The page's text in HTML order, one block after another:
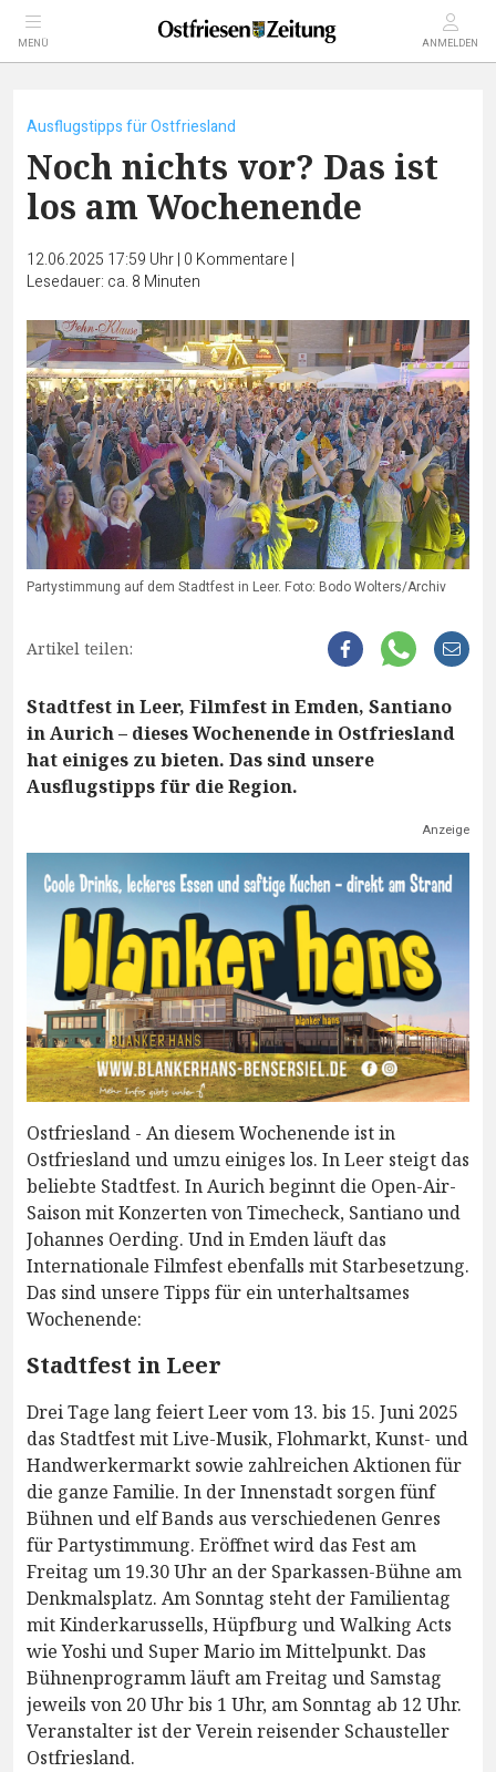
MENÜ ANMELDEN
Ausflugstipps für Ostfriesland
Noch nichts vor? Das ist
los am Wochenende
12.06.2025 17:59 Uhr| 0 Kommentare |
Lesedauer: ca. 8 Minuten
Partystimmung auf dem Stadtfest in Leer. Foto: Bodo Wolters/Archiv
Artikel teilen:
Stadtfest in Leer, Filmfest in Emden, Santiano
in Aurich – dieses Wochenende in Ostfriesland
hat einiges zu bieten. Das sind unsere
Ausflugstipps für die Region.
Anzeige
Ostfriesland - An diesem Wochenende ist in
Ostfriesland und umzu einiges los. In Leer steigt das
beliebte Stadtfest. In Aurich beginnt die Open-Air-
Saison mit Konzerten von Timecheck, Santiano und
Johannes Oerding. Und in Emden läuft das
Internationale Filmfest ebenfalls mit Starbesetzung.
Das sind unsere Tipps für ein unterhaltsames
Wochenende:
Stadtfest in Leer
Drei Tage lang feiert Leer vom 13. bis 15. Juni 2025
das Stadtfest mit Live-Musik, Flohmarkt, Kunst- und
Handwerkermarkt sowie zahlreichen Aktionen für
die ganze Familie. In der Innenstadt sorgen fünf
Bühnen und elf Bands aus verschiedenen Genres
für Partystimmung. Eröffnet wird das Fest am
Freitag um 19.30 Uhr an der Sparkassen-Bühne am
Denkmalsplatz. Am Sonntag steht der Familientag
mit Kinderkarussells, Hüpfburg und Walking Acts
wie Yoshi und Super Mario im Mittelpunkt. Das
Bühnenprogramm läuft am Freitag und Samstag
jeweils von 20 Uhr bis 1 Uhr, am Sonntag ab 12 Uhr.
Veranstalter ist der Verein reisender Schausteller
Ostfriesland.